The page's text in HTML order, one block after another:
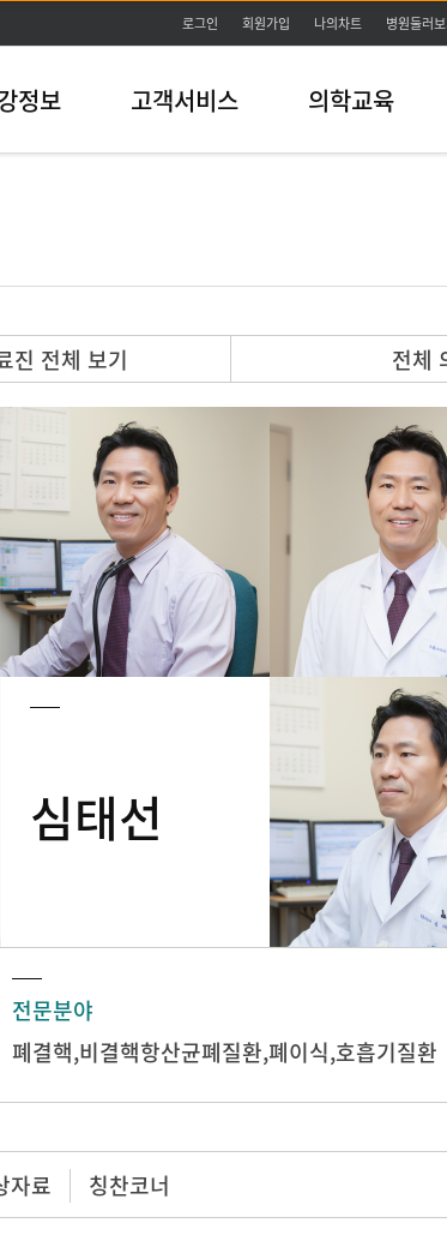
가기
로그인 회원가입 나의차트 병원둘러
정보 고객서비스 의학교육
진 전체 보기 전체
심태선
전문분야
폐결핵,비결핵항산균폐질환,폐이식,호흡기질환
자료 칭찬코너